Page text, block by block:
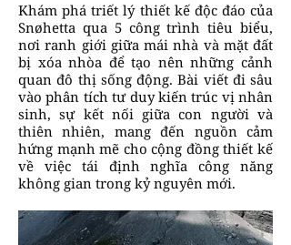
Khám phá triết lý thiết kế độc đáo của
Snøhetta qua 5 công trình tiêu biểu,
nơi ranh giới giữa mái nhà và mặt đất
bị xóa nhòa để tạo nên những cảnh
quan đô thị sống động. Bài viết đi sâu
vào phân tích tư duy kiến trúc vị nhân
sinh, sự kết nối giữa con người và
thiên nhiên, mang đến nguồn cảm
hứng mạnh mẽ cho cộng đồng thiết kế
về việc tái định nghĩa công năng
không gian trong kỷ nguyên mới.